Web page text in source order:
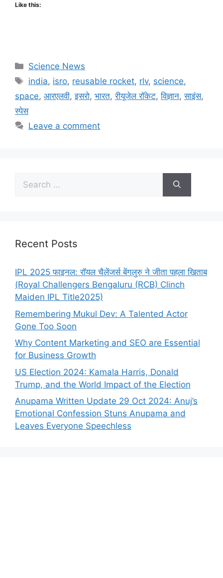
Like this:
Science News
india, isro, reusable rocket, rlv, science,
space, आरएलवी,इसरो, भारत,रीयूजेल रॉकेट,विज्ञान,साइंस,
स्पेस
Leave a comment
Recent Posts
IPL 2025 फाइनल: रॉयल चैलेंजर्स बेंगलुरु ने जीता पहला खिताब
(Royal Challengers Bengaluru (RCB) Clinch
Maiden IPL Title2025)
Remembering Mukul Dev: A Talented Actor
Gone Too Soon
Why Content Marketing and SEO are Essential
for Business Growth
US Election 2024: Kamala Harris, Donald
Trump, and the World Impact of the Election
Anupama Written Update 29 Oct 2024: Anuj’s
Emotional Confession Stuns Anupama and
Leaves Everyone Speechless